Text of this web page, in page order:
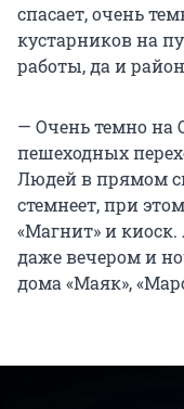
спасает, очень
кустарников на
работы, да и
— Очень темно на
пешеходных
Людей в прямом
стемнеет, при
«Магнит» и
даже вечером и
дома «Маяк»,